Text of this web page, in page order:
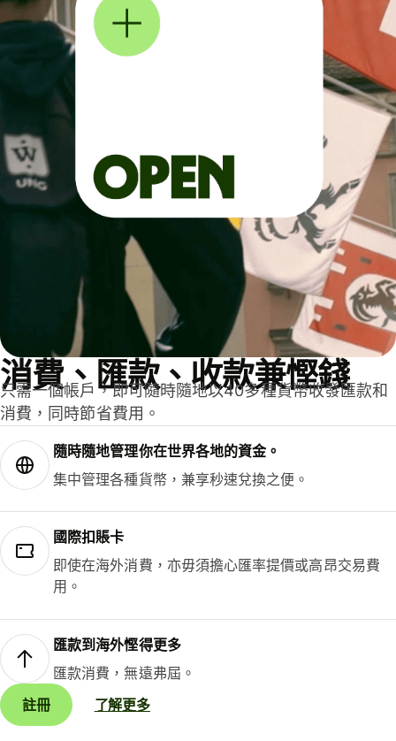
消費、匯款、收款兼慳錢
只需一個帳戶，即可隨時隨地以40多種貨幣收發匯款和
消費，同時節省費用。
隨時隨地管理你在世界各地的資金。
集中管理各種貨幣，兼享秒速兌換之便。
國際扣賬卡
即使在海外消費，亦毋須擔心匯率提價或高昂交易費
用。
匯款到海外慳得更多
匯款消費，無遠弗屆。
註冊
了解更多